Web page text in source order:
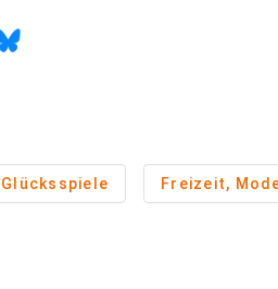
Glücksspiele Freizeit,